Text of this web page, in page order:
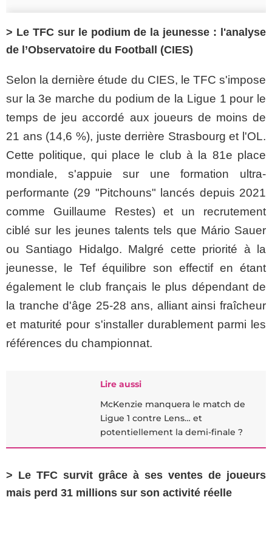
> Le TFC sur le podium de la jeunesse : l'analyse
de l’Observatoire du Football (CIES)
Selon la dernière étude du CIES, le TFC s'impose
sur la 3e marche du podium de la Ligue 1 pour le
temps de jeu accordé aux joueurs de moins de
21 ans (14,6 %), juste derrière Strasbourg et l'OL.
Cette politique, qui place le club à la 81e place
mondiale, s'appuie sur une formation ultra-
performante (29 "Pitchouns" lancés depuis 2021
comme Guillaume Restes) et un recrutement
ciblé sur les jeunes talents tels que Mário Sauer
ou Santiago Hidalgo. Malgré cette priorité à la
jeunesse, le Tef équilibre son effectif en étant
également le club français le plus dépendant de
la tranche d'âge 25-28 ans, alliant ainsi fraîcheur
et maturité pour s'installer durablement parmi les
références du championnat.
Lire aussi
McKenzie manquera le match de
Ligue 1 contre Lens… et
potentiellement la demi-finale ?
> Le TFC survit grâce à ses ventes de joueurs
mais perd 31 millions sur son activité réelle